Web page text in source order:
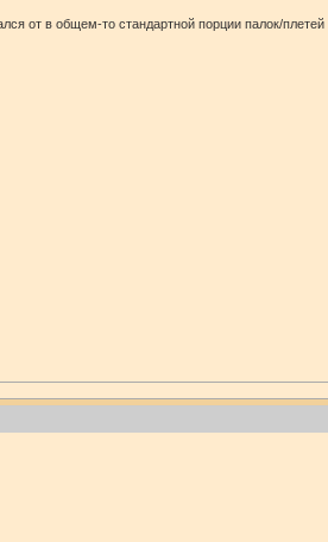
от в общем-то стандартной порции палок/